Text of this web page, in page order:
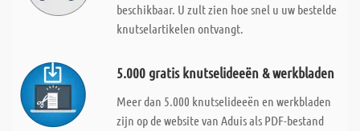
beschikbaar. U zult zien hoe snel u uw bestelde
knutselartikelen ontvangt.
5.000 gratis knutselideeën & werkbladen
Meer dan 5.000 knutselideeën en werkbladen
zijn op de website van Aduis als PDF-bestand